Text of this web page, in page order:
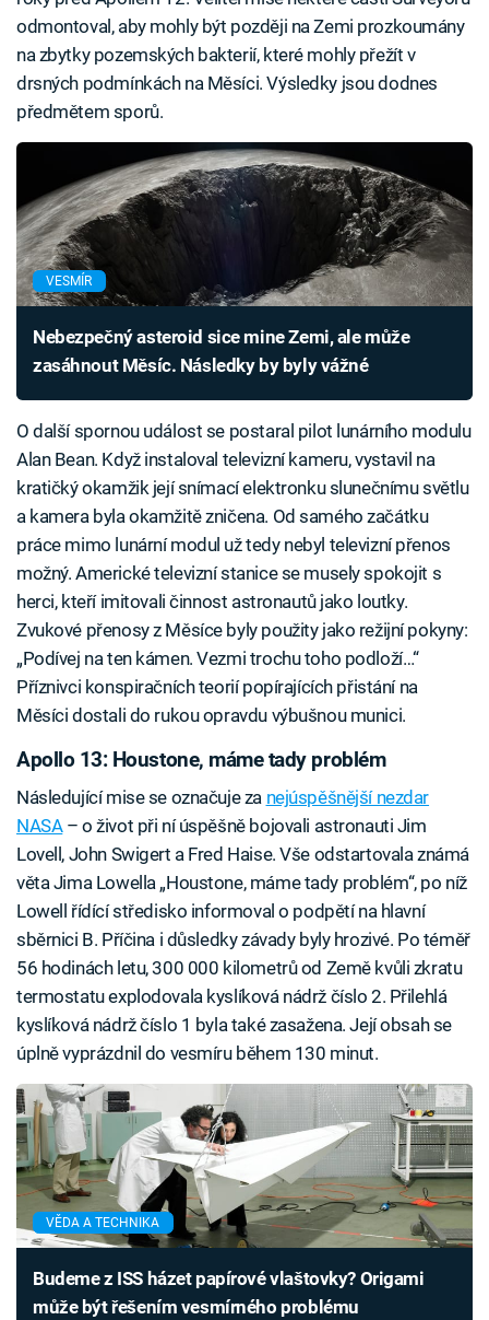
odmontoval, aby mohly být později na Zemi prozkoumány
na zbytky pozemských bakterií, které mohly přežít v
drsných podmínkách na Měsíci. Výsledky jsou dodnes
předmětem sporů.
VESMÍR
Nebezpečný asteroid sice mine Zemi, ale může
zasáhnout Měsíc. Následky by byly vážné
O další spornou událost se postaral pilot lunárního modulu
Alan Bean. Když instaloval televizní kameru, vystavil na
kratičký okamžik její snímací elektronku slunečnímu světlu
a kamera byla okamžitě zničena. Od samého začátku
práce mimo lunární modul už tedy nebyl televizní přenos
možný. Americké televizní stanice se musely spokojit s
herci, kteří imitovali činnost astronautů jako loutky.
Zvukové přenosy z Měsíce byly použity jako režijní pokyny:
„Podívej na ten kámen. Vezmi trochu toho podloží…“
Příznivci konspiračních teorií popírajících přistání na
Měsíci dostali do rukou opravdu výbušnou munici.
Apollo 13: Houstone, máme tady problém
Následující mise se označuje za nejúspěšnější nezdar
NASA– o život při ní úspěšně bojovali astronauti Jim
Lovell, John Swigert a Fred Haise. Vše odstartovala známá
věta Jima Lowella „Houstone, máme tady problém“, po níž
Lowell řídící středisko informoval o podpětí na hlavní
sběrnici B. Příčina i důsledky závady byly hrozivé. Po téměř
56 hodinách letu, 300 000 kilometrů od Země kvůli zkratu
termostatu explodovala kyslíková nádrž číslo 2. Přilehlá
kyslíková nádrž číslo 1 byla také zasažena. Její obsah se
úplně vyprázdnil do vesmíru během 130 minut.
VĚDA A TECHNIKA
Budeme z ISS házet papírové vlaštovky? Origami
může být řešením vesmírného problému